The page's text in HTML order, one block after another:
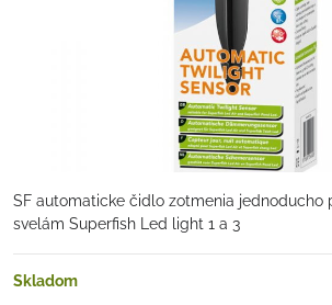
SF automaticke čidlo zotmenia jednoducho
svelám Superfish Led light 1 a 3
Skladom